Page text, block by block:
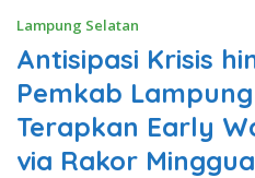
Lampung Selatan
Antisipasi Krisis
Pemkab
Terapkan Early
via Rakor